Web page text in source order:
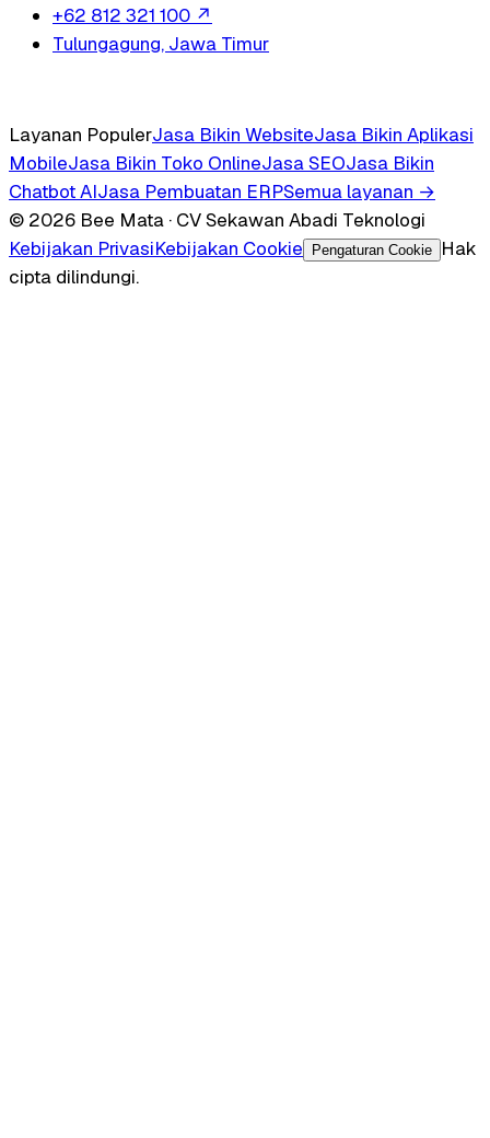
+62 812 321 100 ↗
Tulungagung, Jawa Timur
Layanan PopulerJasa Bikin WebsiteJasa Bikin Aplikasi
MobileJasa Bikin Toko OnlineJasa SEOJasa Bikin
Chatbot AIJasa Pembuatan ERPSemua layanan →
© 2026 Bee Mata · CV Sekawan Abadi Teknologi
Kebijakan PrivasiKebijakan Cookie Pengaturan Cookie
Hak
cipta dilindungi.